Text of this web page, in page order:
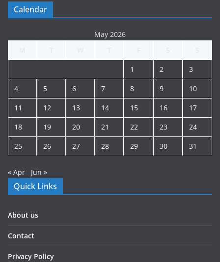
Calendar
May 2026
1 2 3
4 5 6 7 8 9 10
11 12 13 14 15 16 17
18 19 20 21 22 23 24
25 26 27 28 29 30 31
« Apr Jun »
Quick Links
About us
Contact
Privacy Policy